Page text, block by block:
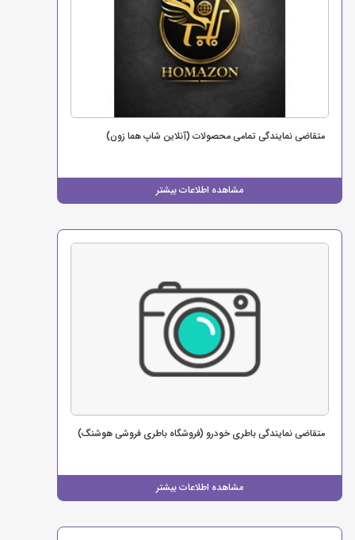
مشاهده اطلاعات بیشتر
متقاضی نمایندگی تمامی محصولات (آنلاین شاپ هما زون)
مشاهده اطلاعات بیشتر
متقاضی نمایندگی باطری خودرو (فروشگاه باطری فروشی هوشنگ)